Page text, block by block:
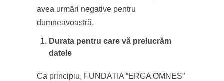
avea urmări negative pentru
dumneavoastră.
Durata pentru care vă prelucrăm
datele
Ca principiu, FUNDATIA “ERGA OMNES”